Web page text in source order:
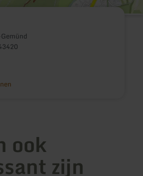
ook
zijn